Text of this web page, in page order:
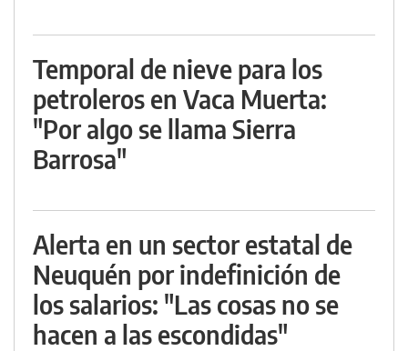
Temporal de nieve para los
petroleros en Vaca Muerta:
"Por algo se llama Sierra
Barrosa"
Alerta en un sector estatal de
Neuquén por indefinición de
los salarios: "Las cosas no se
hacen a las escondidas"